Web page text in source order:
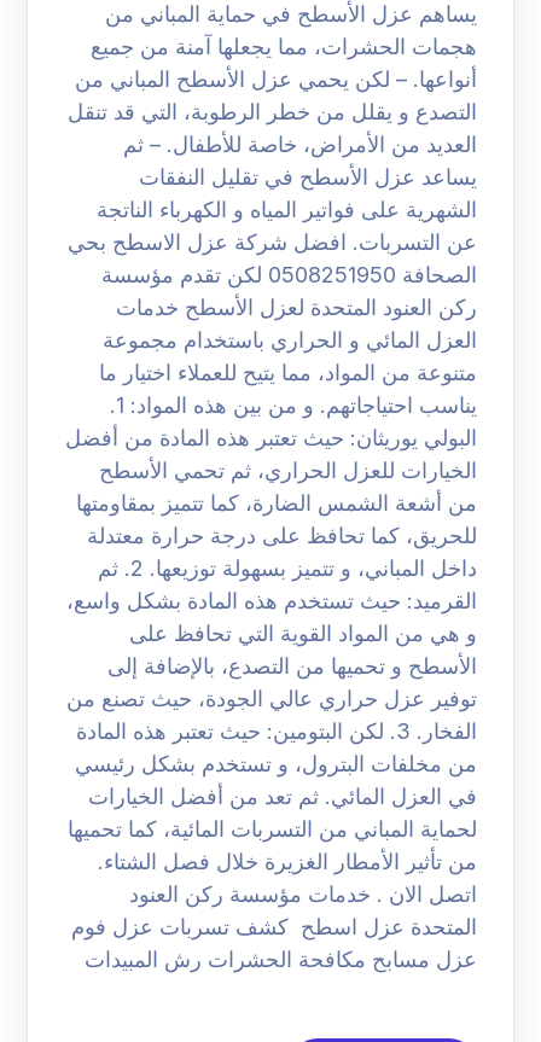
يساهم عزل الأسطح في حماية المباني من
هجمات الحشرات، مما يجعلها آمنة من جميع
أنواعها. – لكن يحمي عزل الأسطح المباني من
التصدع و يقلل من خطر الرطوبة، التي قد تنقل
العديد من الأمراض، خاصة للأطفال. – ثم
يساعد عزل الأسطح في تقليل النفقات
الشهرية على فواتير المياه و الكهرباء الناتجة
عن التسربات. افضل شركة عزل الاسطح بحي
الصحافة 0508251950 لكن تقدم مؤسسة
ركن العنود المتحدة لعزل الأسطح خدمات
العزل المائي و الحراري باستخدام مجموعة
متنوعة من المواد، مما يتيح للعملاء اختيار ما
يناسب احتياجاتهم. و من بين هذه المواد: 1.
البولي يوريثان: حيث تعتبر هذه المادة من أفضل
الخيارات للعزل الحراري، ثم تحمي الأسطح
من أشعة الشمس الضارة، كما تتميز بمقاومتها
للحريق، كما تحافظ على درجة حرارة معتدلة
داخل المباني، و تتميز بسهولة توزيعها. 2. ثم
القرميد: حيث تستخدم هذه المادة بشكل واسع،
و هي من المواد القوية التي تحافظ على
الأسطح و تحميها من التصدع، بالإضافة إلى
توفير عزل حراري عالي الجودة، حيث تصنع من
الفخار. 3. لكن البتومين: حيث تعتبر هذه المادة
من مخلفات البترول، و تستخدم بشكل رئيسي
في العزل المائي. ثم تعد من أفضل الخيارات
لحماية المباني من التسربات المائية، كما تحميها
من تأثير الأمطار الغزيرة خلال فصل الشتاء.
اتصل الان . خدمات مؤسسة ركن العنود
المتحدة عزل اسطح كشف تسربات عزل فوم
عزل مسابح مكافحة الحشرات رش المبيدات